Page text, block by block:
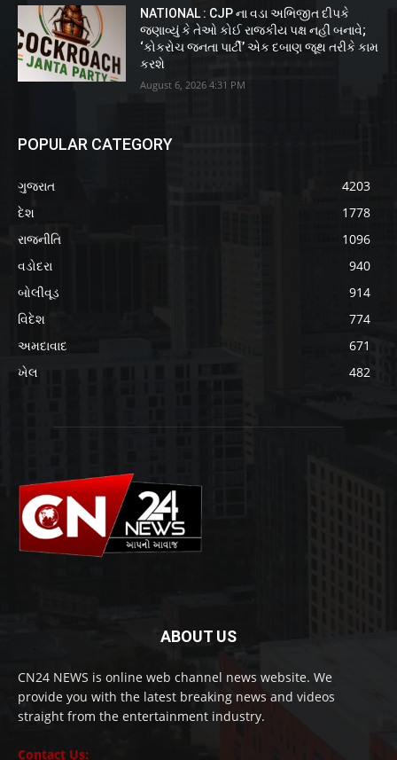
NATIONAL : CJP ના વડા અભિજીત દીપકે
જણાવ્યું કે તેઓ કોઈ રાજકીય પક્ષ નહીં બનાવે;
‘કોકરોચ જનતા પાર્ટી’ એક દબાણ જૂથ તરીકે કામ
કરશે
August 6, 2026 4:31 PM
POPULAR CATEGORY
ગુજરાત
4203
દેશ
1778
રાજનીતિ
1096
વડોદરા
940
બોલીવૂડ
914
વિદેશ
774
અમદાવાદ
671
ખેલ
482
ABOUT US
CN24 NEWS is online web channel news website. We
provide you with the latest breaking news and videos
straight from the entertainment industry.
Contact Us: